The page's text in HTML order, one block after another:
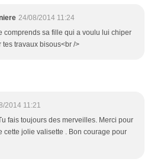
24/08/2014 11:24
comprends sa fille qui a voulu lui chiper
travaux bisous<br />
2014 11:21
fais toujours des merveilles. Merci pour
cette jolie valisette . Bon courage pour